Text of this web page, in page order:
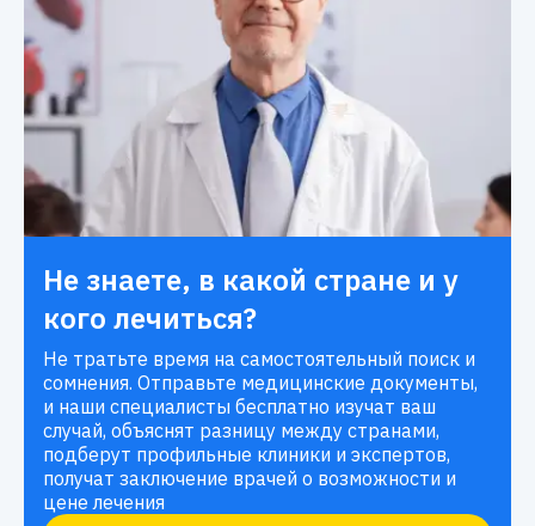
Не знаете, в какой стране и у
кого лечиться?
Не тратьте время на самостоятельный поиск и
сомнения. Отправьте медицинские документы,
и наши специалисты бесплатно изучат ваш
случай, объяснят разницу между странами,
подберут профильные клиники и экспертов,
получат заключение врачей о возможности и
цене лечения